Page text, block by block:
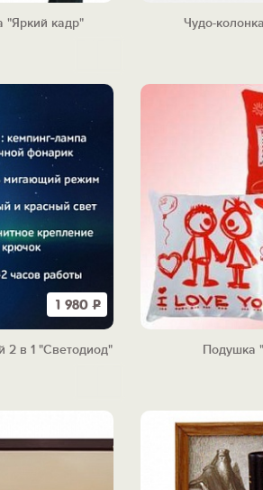
"Яркий кадр" Чудо-
1 980Р
2 в 1 "Светодиод" Подушка